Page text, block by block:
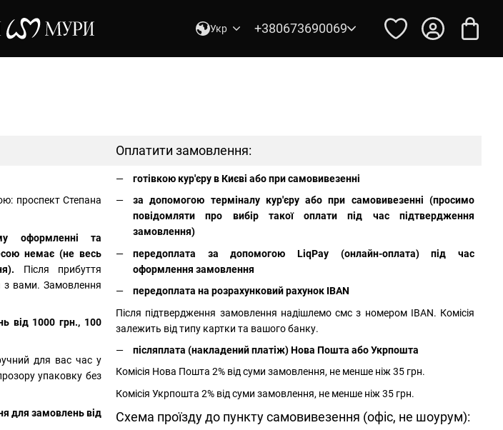
Укр +380673690069
Оплатити замовлення:
проспект Степана
оформленні та
немає (не весь
Після прибуття
з вами. Замовлення
від 1000 грн., 100
для вас час у
упаковку без
для замовлень від
готівкою кур'єру в Києві або при самовивезенні
за допомогою терміналу кур'єру або при самовивезенні (просимо
повідомляти про вибір такої оплати під час підтвердження
замовлення)
передоплата за допомогою LiqPay (онлайн-оплата) під час
оформлення замовлення
передоплата на розрахунковий рахунок IBAN
Після підтвердження замовлення надішлемо смс з номером IBAN. Комісія
залежить від типу картки та вашого банку.
післяплата (накладений платіж) Нова Пошта або Укрпошта
Комісія Нова Пошта 2% від суми замовлення, не менше ніж 35 грн.
Комісія Укрпошта 2% від суми замовлення, не менше ніж 35 грн.
Схема проїзду до пункту самовивезення (офіс, не шоурум):